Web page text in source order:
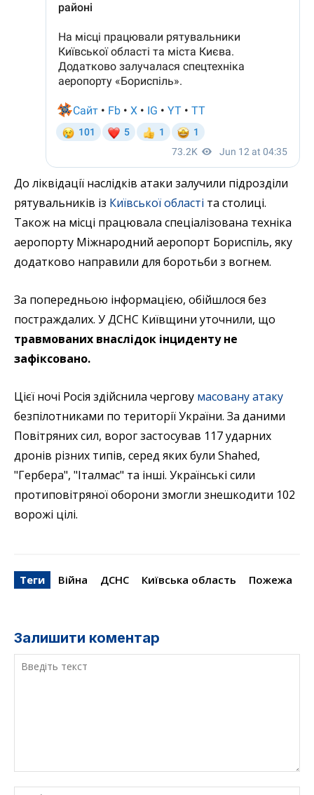
До ліквідації наслідків атаки залучили підрозділи
рятувальників із Київської області та столиці.
Також на місці працювала спеціалізована техніка
аеропорту Міжнародний аеропорт Бориспіль, яку
додатково направили для боротьби з вогнем.
За попередньою інформацією, обійшлося без
постраждалих. У ДСНС Київщини уточнили, що
травмованих внаслідок інциденту не
зафіксовано.
Цієї ночі Росія здійснила чергову масовану атаку
безпілотниками по території України. За даними
Повітряних сил, ворог застосував 117 ударних
дронів різних типів, серед яких були Shahed,
"Гербера", "Італмас" та інші. Українські сили
протиповітряної оборони змогли знешкодити 102
ворожі цілі.
Теги Війна ДСНС Київська область Пожежа
Залишити коментар